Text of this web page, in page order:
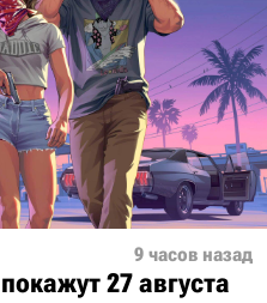
9 часов назад
27 августа